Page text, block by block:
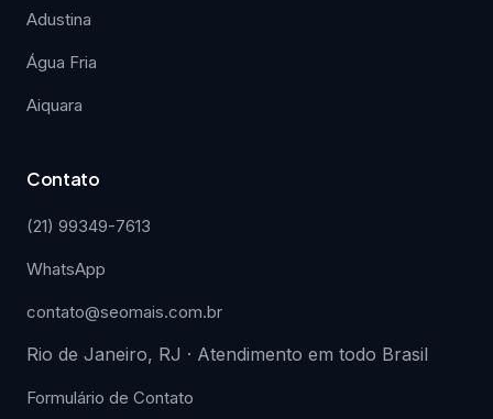
Adustina
Água Fria
Aiquara
Contato
(21) 99349-7613
WhatsApp
contato@seomais.com.br
Rio de Janeiro, RJ · Atendimento em todo Brasil
Formulário de Contato